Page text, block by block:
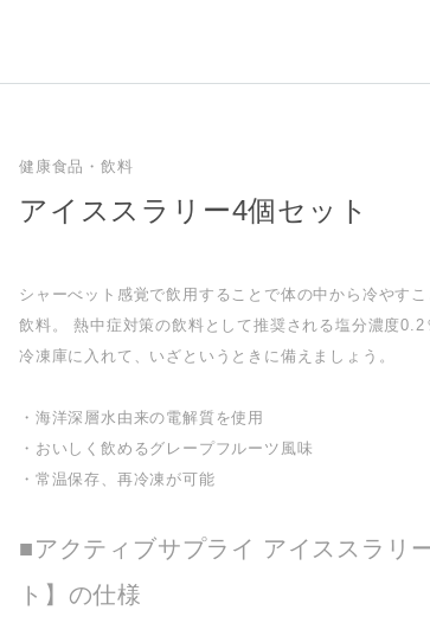
健康食品・飲料
アイススラリー4個セット
シャーべット感覚で飲用することで体の中から冷やす
飲料。 熱中症対策の飲料として推奨される塩分濃度0.2
冷凍庫に入れて、いざというときに備えましょう。
・海洋深層水由来の電解質を使用
・おいしく飲めるグレープフルーツ風味
・常温保存、再冷凍が可能
■アクティブサプライ アイススラリ
ト】の仕様